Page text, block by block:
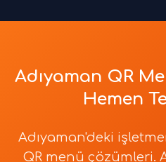
Adıyaman QR
Hemen
Adıyaman'deki
QR menü çözümleri.